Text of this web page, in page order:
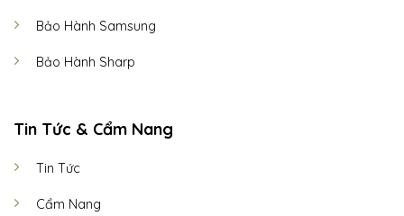
Bảo Hành Samsung
Bảo Hành Sharp
Tin Tức & Cẩm Nang
Tin Tức
Cẩm Nang